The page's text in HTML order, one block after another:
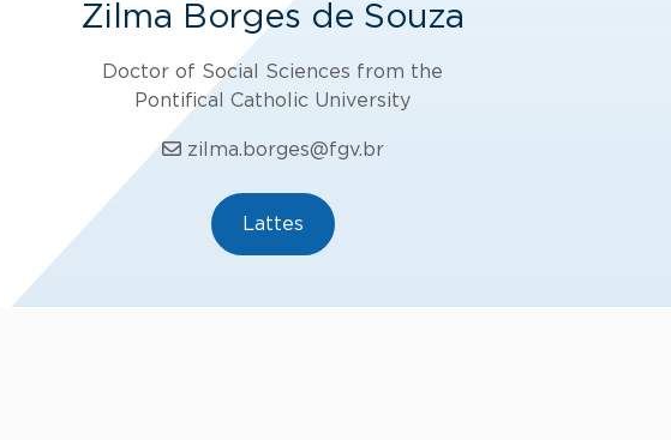
Zilma Borges de Souza
Doctor of Social Sciences from the
Pontifical Catholic University
zilma.borges@fgv.br
Lattes